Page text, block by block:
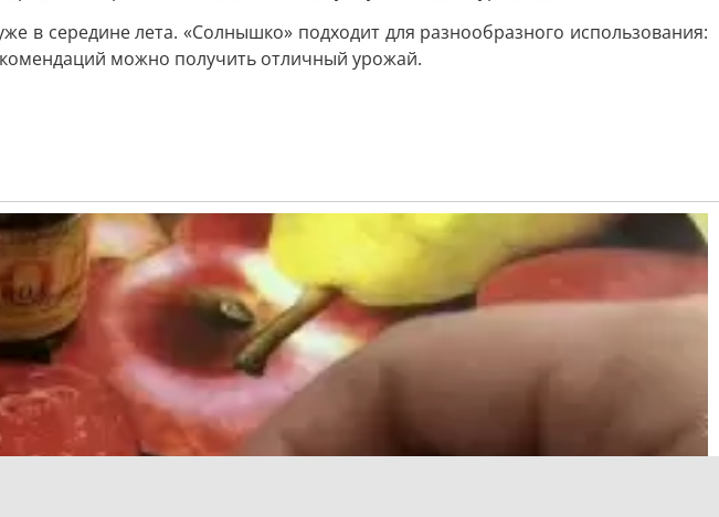
в середине лета. «Солнышко» подходит для разнообразного использования:
можно получить отличный урожай.